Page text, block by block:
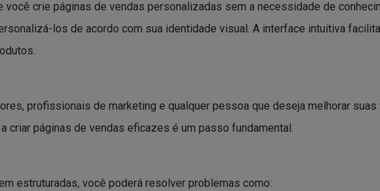
você crie páginas de vendas personalizadas sem a necessidade de
los de acordo com sua identidade visual. A interface intuitiva
profissionais de marketing e qualquer pessoa que deseja melhorar
criar páginas de vendas eficazes é um passo fundamental.
estruturadas, você poderá resolver problemas como: